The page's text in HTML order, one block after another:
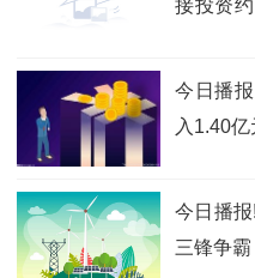
接投资
今日播
入1.40亿
今日播
三锋争